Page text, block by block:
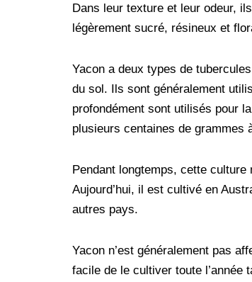
Dans leur texture et leur odeur,
légèrement sucré, résineux et
Yacon a deux types de
du sol. Ils sont généralement
profondément sont utilisés pour
plusieurs centaines de grammes
Pendant longtemps, cette culture
Aujourd’hui, il est cultivé en
autres pays.
Yacon n’est généralement pas
facile de le cultiver toute l’année